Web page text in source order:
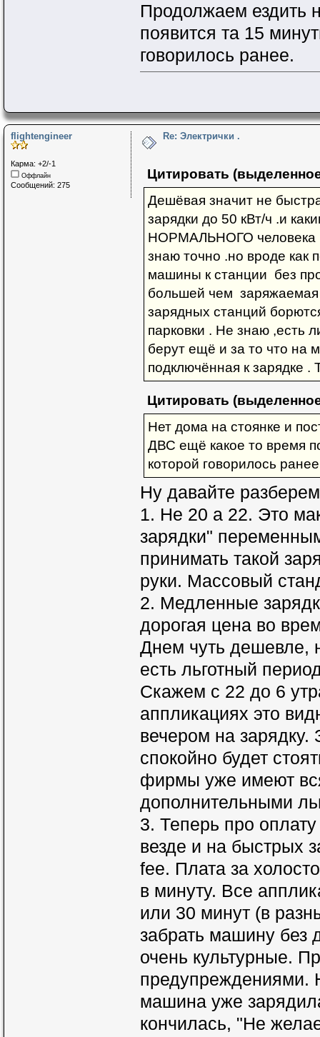
Продолжаем ездить
появится та 15
говорилось ранее.
flightengineer
Карма: +2/-1
Оффлайн
Сообщений: 275
Re: Электрички .
Цитировать
Дешёвая значит не
зарядки до 50 кВт/ч .и
НОРМАЛЬНОГО человека
знаю точно .но вроде как
машины к станции без
большей чем
зарядных станций
парковки . Не знаю ,есть
берут ещё и за то что на
подключённая к зарядке .
Цитировать
Нет дома на стоянке и
ДВС ещё какое то время
которой говорилось ранее
Ну давайте
1. Не 20 а 22. Это
зарядки"
принимать такой
руки. Массовый
2. Медленные
дорогая цена во
Днем чуть дешевле,
есть льготный
Скажем с 22 до 6
аппликациях это
вечером на зарядку.
спокойно будет
фирмы уже имеют
дополнительными
3. Теперь про
везде и на быстрых
fee. Плата за
в минуту. Все
или 30 минут (в
забрать машину без
очень культурные.
предупреждениями.
машина уже
кончилась, "Не